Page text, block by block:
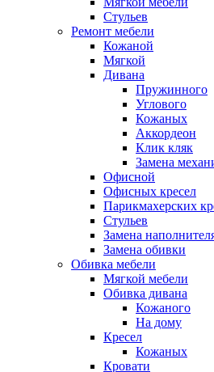
Стульев
Ремонт мебели
Кожаной
Мягкой
Дивана
Пружинного
Углового
Кожаных
Аккордеон
Клик кляк
Замена
Офисной
Офисных кресел
Парикмахерских
Стульев
Замена
Замена обивки
Обивка мебели
Мягкой мебели
Обивка дивана
Кожаного
На дому
Кресел
Кожаных
Кровати